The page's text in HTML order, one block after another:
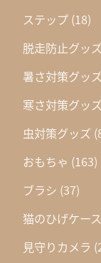
ステップ (18)
脱走防止グッズ
暑さ対策グッズ
寒さ対策グッズ
虫対策グッズ
おもちゃ (163)
ブラシ (37)
猫のひげケース
見守りカメラ